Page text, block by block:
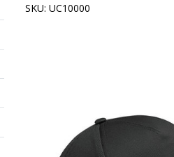
SKU: UC10000